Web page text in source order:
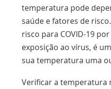
temperatura pode
saúde e fatores de
risco para COVID-19
exposição ao vírus, é
sua temperatura uma
Verificar a temperatura